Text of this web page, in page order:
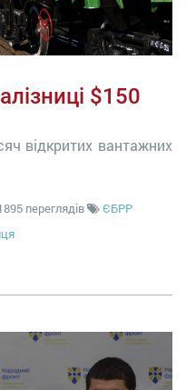
$150
відкритих вантажних
переглядів
ЄБРР